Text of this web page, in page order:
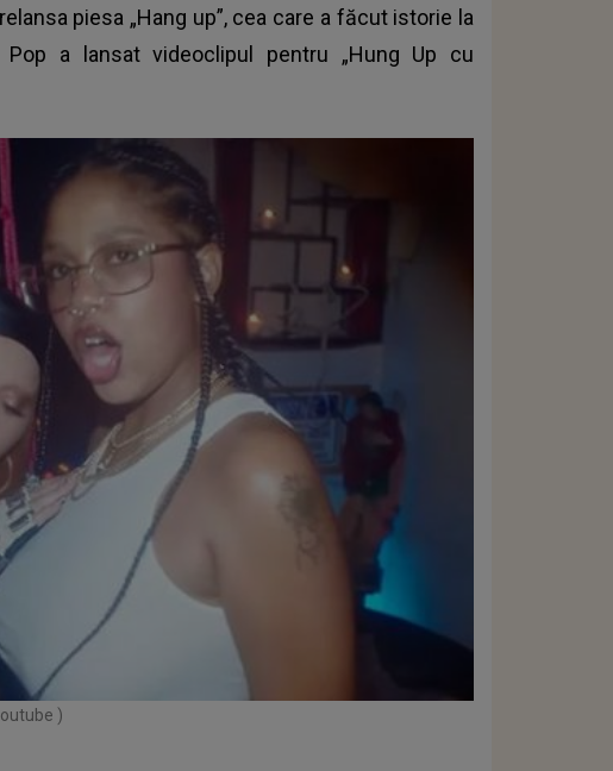
piesa „Hang up”, cea care a făcut istorie la
a lansat videoclipul pentru „Hung Up cu
)